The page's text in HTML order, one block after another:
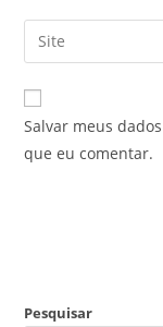
Salvar meus
que eu comentar.
Pesquisar